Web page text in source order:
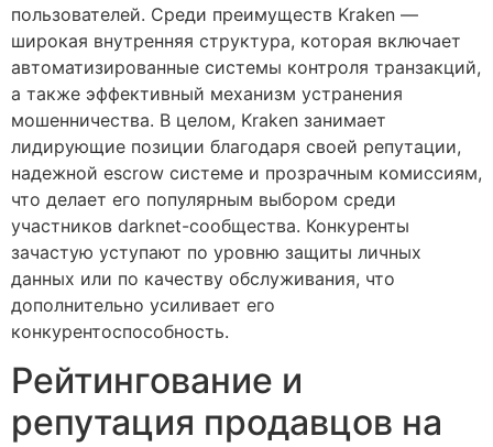
пользователей. Среди преимуществ Kraken —
широкая внутренняя структура, которая включает
автоматизированные системы контроля транзакций,
а также эффективный механизм устранения
мошенничества. В целом, Kraken занимает
лидирующие позиции благодаря своей репутации,
надежной escrow системе и прозрачным комиссиям,
что делает его популярным выбором среди
участников darknet-сообщества. Конкуренты
зачастую уступают по уровню защиты личных
данных или по качеству обслуживания, что
дополнительно усиливает его
конкурентоспособность.
Рейтингование и
репутация продавцов на